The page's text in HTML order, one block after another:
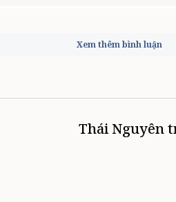
Xem thêm bình luận
Thái Nguyên